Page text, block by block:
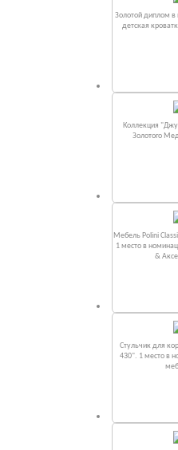
Золотой диплом
детская
Коллекция
Золотого
Мебель Polini
1 место в
&
Стульчик для
430". 1 место в